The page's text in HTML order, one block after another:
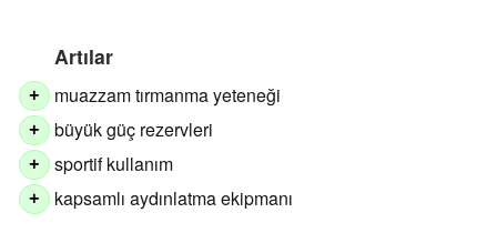
Artılar
+ muazzam tırmanma yeteneği
+ büyük güç rezervleri
+ sportif kullanım
+ kapsamlı aydınlatma ekipmanı